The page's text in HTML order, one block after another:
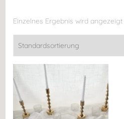
Einzelnes Ergebnis wird angezeigt